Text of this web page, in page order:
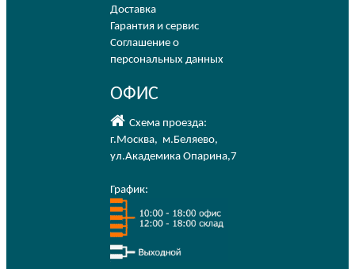
Доставка
Гарантия и сервис
Соглашение о
персональных данных
ОФИС
Схема проезда:
г.Москва, м.Беляево,
ул.Академика Опарина,7
График: